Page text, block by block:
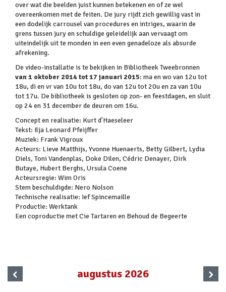
over wat die beelden juist kunnen betekenen en of ze wel
overeenkomen met de feiten. De jury rijdt zich gewillig vast in
een dodelijk carrousel van procedures en intriges, waarin de
grens tussen jury en schuldige geleidelijk aan vervaagt om
uiteindelijk uit te monden in een even genadeloze als absurde
afrekening.
De video-installatie is te bekijken in Bibliotheek Tweebronnen
van 1 oktober 2014 tot 17 januari 2015: ma en wo van 12u tot
18u, di en vr van 10u tot 18u, do van 12u tot 20u en za van 10u
tot 17u. De bibliotheek is gesloten op zon- en feestdagen, en sluit
op 24 en 31 december de deuren om 16u.
Concept en realisatie: Kurt d'Haeseleer
Tekst: Ilja Leonard Pfeijffer
Muziek: Frank Vigroux
Acteurs: Lieve Matthijs, Yvonne Huenaerts, Betty Gilbert, Lydia
Diels, Toni Vandenplas, Doke Dilen, Cédric Denayer, Dirk
Butaye, Hubert Berghs, Ursula Coene
Acteursregie: Wim Oris
Stem beschuldigde: Nero Nolson
Technische realisatie: Ief Spincemaille
Productie: Werktank
Een coproductie met Cie Tartaren en Behoud de Begeerte
‹ augustus 2026 ›